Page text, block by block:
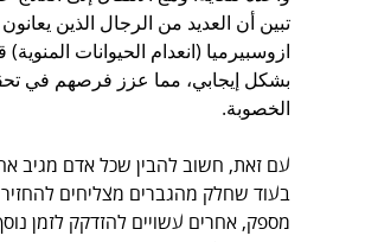
تبين أن العديد من الرجال الذين
ازوسبيرميا (انعدام الحيوانات المنوية)
بشكل إيجابي، مما عزز فرصهم في
الخصوبة.
עם זאת, חשוב להבין שכל אדם מגיב
בעוד שחלק מהגברים מצליחים להחזיר
מספק, אחרים עשויים להזדקק לזמן